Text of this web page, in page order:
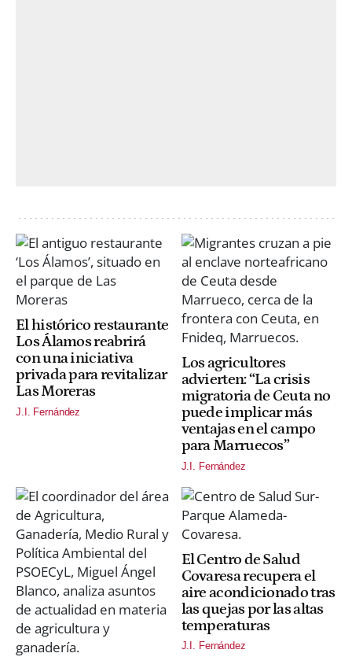
El histórico restaurante
Los Álamos reabrirá
con una iniciativa
privada para revitalizar
Las Moreras
J.I. Fernández
Los agricultores
advierten: “La crisis
migratoria de Ceuta no
puede implicar más
ventajas en el campo
para Marruecos”
J.I. Fernández
El Centro de Salud
Covaresa recupera el
aire acondicionado tras
las quejas por las altas
temperaturas
J.I. Fernández